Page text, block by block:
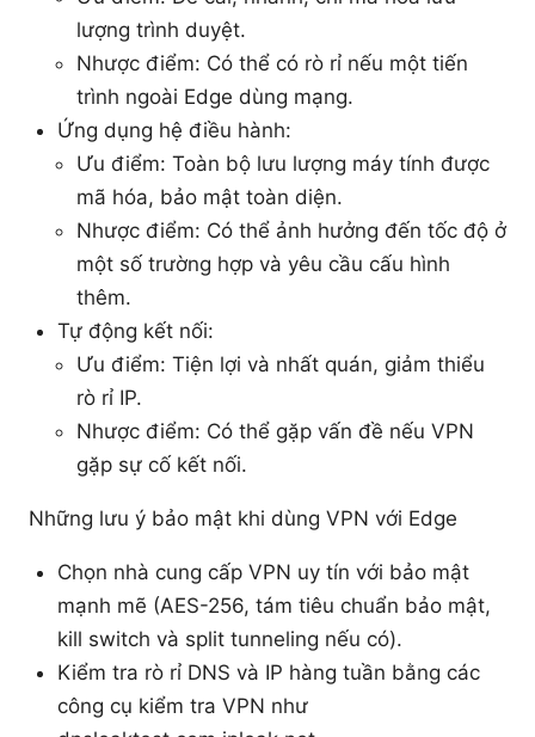
lượng trình duyệt.
Nhược điểm: Có thể có rò rỉ nếu một tiến
trình ngoài Edge dùng mạng.
Ứng dụng hệ điều hành:
Ưu điểm: Toàn bộ lưu lượng máy tính được
mã hóa, bảo mật toàn diện.
Nhược điểm: Có thể ảnh hưởng đến tốc độ ở
một số trường hợp và yêu cầu cấu hình
thêm.
Tự động kết nối:
Ưu điểm: Tiện lợi và nhất quán, giảm thiểu
rò rỉ IP.
Nhược điểm: Có thể gặp vấn đề nếu VPN
gặp sự cố kết nối.
Những lưu ý bảo mật khi dùng VPN với Edge
Chọn nhà cung cấp VPN uy tín với bảo mật
mạnh mẽ (AES-256, tám tiêu chuẩn bảo mật,
kill switch và split tunneling nếu có).
Kiểm tra rò rỉ DNS và IP hàng tuần bằng các
công cụ kiểm tra VPN như